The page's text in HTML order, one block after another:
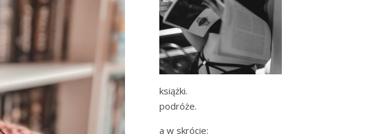
książki.
podróże.
a w skrócie: